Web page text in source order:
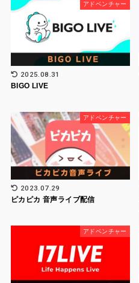
アドベンチャー
2025.08.31
BIGO LIVE
アドベンチャー
2023.07.29
ピカピカ 音声ライブ配信
アドベンチャー